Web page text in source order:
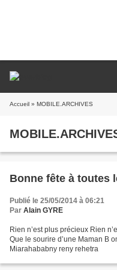
Accueil » MOBILE.ARCHIVES
Bonne fête à toutes
Publié le 25/05/2014 à 06:21
Par Alain GYRE
Rien n’est plus précieux Rien
Que le sourire d’une Maman B
Miarahababny reny rehetra